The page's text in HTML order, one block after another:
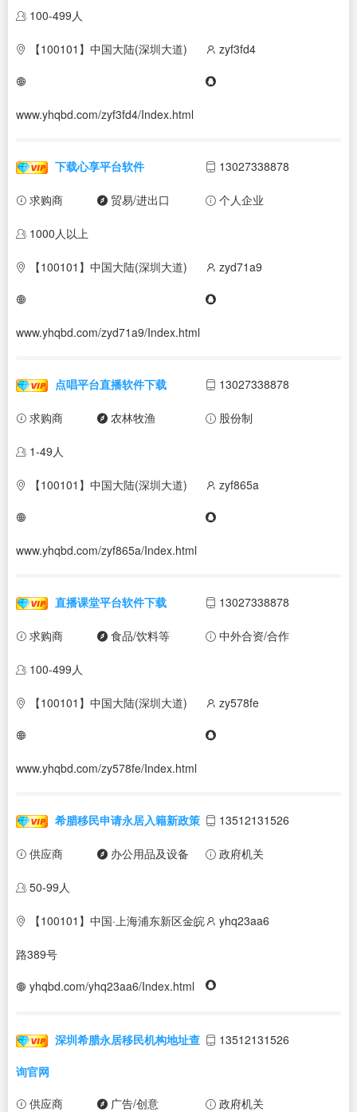
100-499人
【100101】中国大陆(深圳大道) zyf3fd4
www.yhqbd.com/zyf3fd4/Index.html
下载心享平台软件 13027338878
求购商 贸易/进出口 个人企业
1000人以上
【100101】中国大陆(深圳大道) zyd71a9
www.yhqbd.com/zyd71a9/Index.html
点唱平台直播软件下载 13027338878
求购商 农林牧渔 股份制
1-49人
【100101】中国大陆(深圳大道) zyf865a
www.yhqbd.com/zyf865a/Index.html
直播课堂平台软件下载 13027338878
求购商 食品/饮料等 中外合资/合作
100-499人
【100101】中国大陆(深圳大道) zy578fe
www.yhqbd.com/zy578fe/Index.html
希腊移民申请永居入籍新政策 13512131526
供应商 办公用品及设备 政府机关
50-99人
【100101】中国·上海浦东新区金皖
路389号
yhq23aa6
yhqbd.com/yhq23aa6/Index.html
深圳希腊永居移民机构地址查
询官网
13512131526
供应商 广告/创意 政府机关